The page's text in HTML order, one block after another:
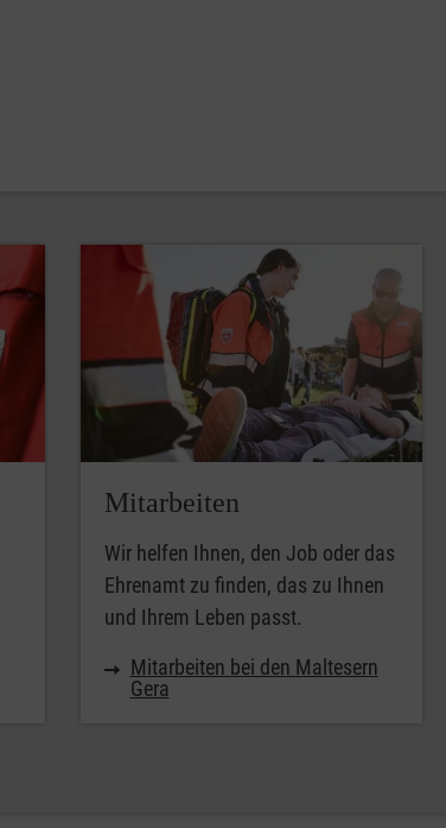
Mitarbeiten
Wir helfen Ihnen, den Job oder das
Ehrenamt zu finden, das zu Ihnen
und Ihrem Leben passt.
Mitarbeiten bei den Maltesern
Gera